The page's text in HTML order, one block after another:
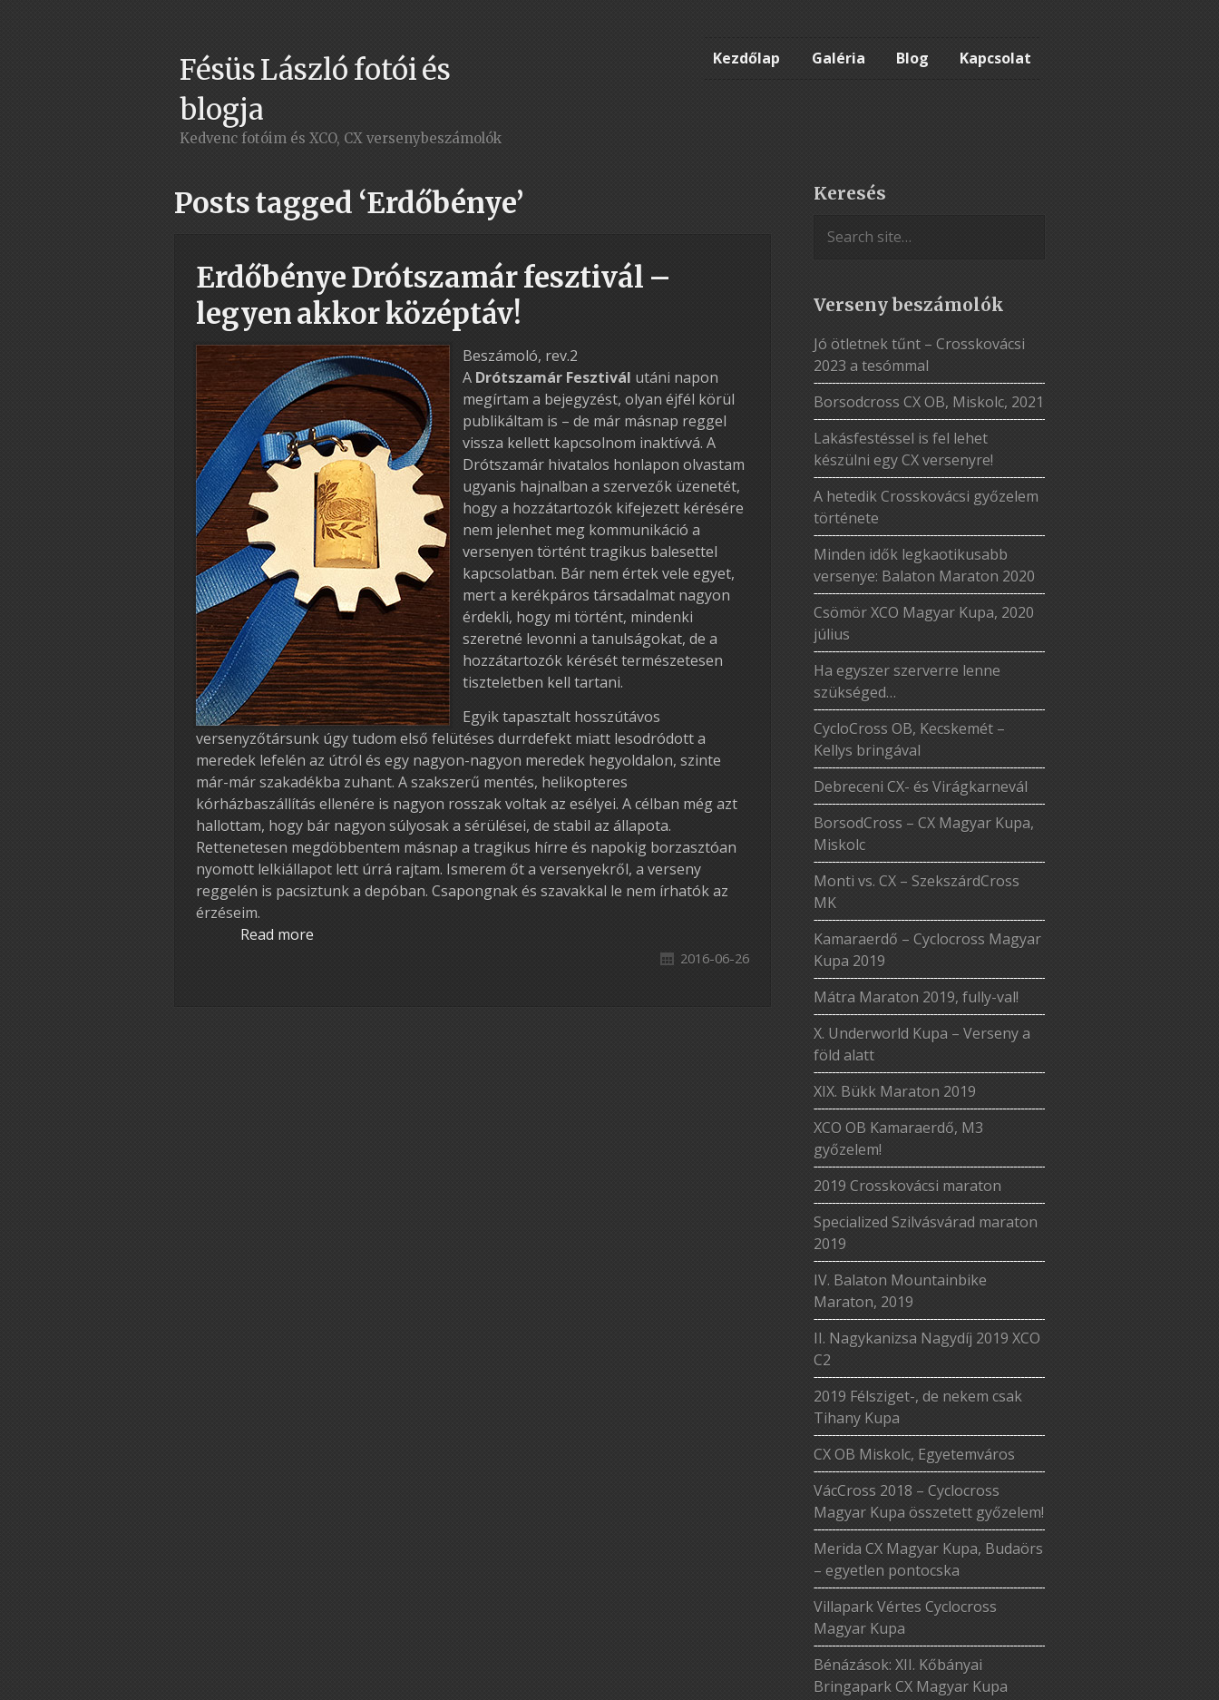
Fésüs László fotói és
blogja
Kedvenc fotóim és XCO, CX versenybeszámolók
Kezdőlap Galéria Blog Kapcsolat
Posts tagged ‘Erdőbénye’
Erdőbénye Drótszamár fesztivál –
legyen akkor középtáv!
Beszámoló, rev.2
A Drótszamár Fesztivál utáni napon
megírtam a bejegyzést, olyan éjfél körül
publikáltam is – de már másnap reggel
vissza kellett kapcsolnom inaktívvá. A
Drótszamár hivatalos honlapon olvastam
ugyanis hajnalban a szervezők üzenetét,
hogy a hozzátartozók kifejezett kérésére
nem jelenhet meg kommunikáció a
versenyen történt tragikus balesettel
kapcsolatban. Bár nem értek vele egyet,
mert a kerékpáros társadalmat nagyon
érdekli, hogy mi történt, mindenki
szeretné levonni a tanulságokat, de a
hozzátartozók kérését természetesen
tiszteletben kell tartani.
Egyik tapasztalt hosszútávos
versenyzőtársunk úgy tudom első felütéses durrdefekt miatt lesodródott a
meredek lefelén az útról és egy nagyon-nagyon meredek hegyoldalon, szinte
már-már szakadékba zuhant. A szakszerű mentés, helikopteres
kórházbaszállítás ellenére is nagyon rosszak voltak az esélyei. A célban még azt
hallottam, hogy bár nagyon súlyosak a sérülései, de stabil az állapota.
Rettenetesen megdöbbentem másnap a tragikus hírre és napokig borzasztóan
nyomott lelkiállapot lett úrrá rajtam. Ismerem őt a versenyekről, a verseny
reggelén is pacsiztunk a depóban. Csapongnak és szavakkal le nem írhatók az
érzéseim.
Read more
2016-06-26
Keresés
Verseny beszámolók
Jó ötletnek tűnt – Crosskovácsi
2023 a tesómmal
Borsodcross CX OB, Miskolc, 2021
Lakásfestéssel is fel lehet
készülni egy CX versenyre!
A hetedik Crosskovácsi győzelem
története
Minden idők legkaotikusabb
versenye: Balaton Maraton 2020
Csömör XCO Magyar Kupa, 2020
július
Ha egyszer szerverre lenne
szükséged…
CycloCross OB, Kecskemét –
Kellys bringával
Debreceni CX- és Virágkarnevál
BorsodCross – CX Magyar Kupa,
Miskolc
Monti vs. CX – SzekszárdCross
MK
Kamaraerdő – Cyclocross Magyar
Kupa 2019
Mátra Maraton 2019, fully-val!
X. Underworld Kupa – Verseny a
föld alatt
XIX. Bükk Maraton 2019
XCO OB Kamaraerdő, M3
győzelem!
2019 Crosskovácsi maraton
Specialized Szilvásvárad maraton
2019
IV. Balaton Mountainbike
Maraton, 2019
II. Nagykanizsa Nagydíj 2019 XCO
C2
2019 Félsziget-, de nekem csak
Tihany Kupa
CX OB Miskolc, Egyetemváros
VácCross 2018 – Cyclocross
Magyar Kupa összetett győzelem!
Merida CX Magyar Kupa, Budaörs
– egyetlen pontocska
Villapark Vértes Cyclocross
Magyar Kupa
Bénázások: XII. Kőbányai
Bringapark CX Magyar Kupa